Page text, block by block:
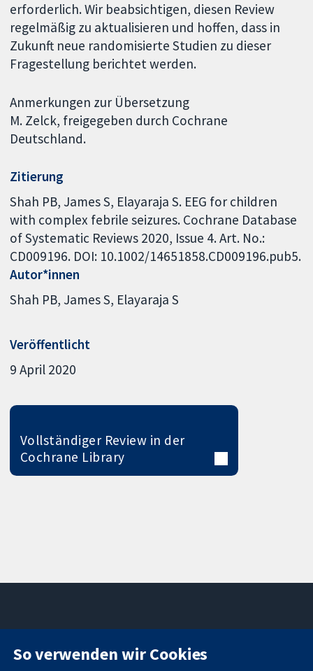
erforderlich. Wir beabsichtigen, diesen Review
regelmäßig zu aktualisieren und hoffen, dass in
Zukunft neue randomisierte Studien zu dieser
Fragestellung berichtet werden.
Anmerkungen zur Übersetzung
M. Zelck, freigegeben durch Cochrane
Deutschland.
Zitierung
Shah PB, James S, Elayaraja S. EEG for children
with complex febrile seizures. Cochrane Database
of Systematic Reviews 2020, Issue 4. Art. No.:
CD009196. DOI: 10.1002/14651858.CD009196.pub5.
Autor*innen
Shah PB James S Elayaraja S
Veröffentlicht
9 April 2020
Vollständiger Review in der
Cochrane Library
11-13 Cavendish
Square
So verwenden wir Cookies